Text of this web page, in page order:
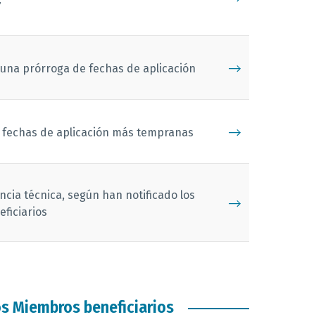
prórroga de fechas de aplicación
de aplicación más tempranas
técnica, según han notificado los
Miembros beneficiarios